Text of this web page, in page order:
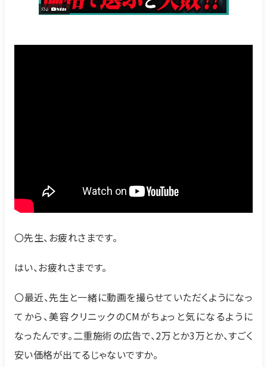
〇先生、お疲れさまです。
はい、お疲れさまです。
〇最近、先生と一緒に動画を撮らせていただくようになっ
てから、美容クリニックのCMがちょっと気になるように
なったんです。二重施術の広告で、2万とか3万とか、すごく
安い価格が出てるじゃないですか。